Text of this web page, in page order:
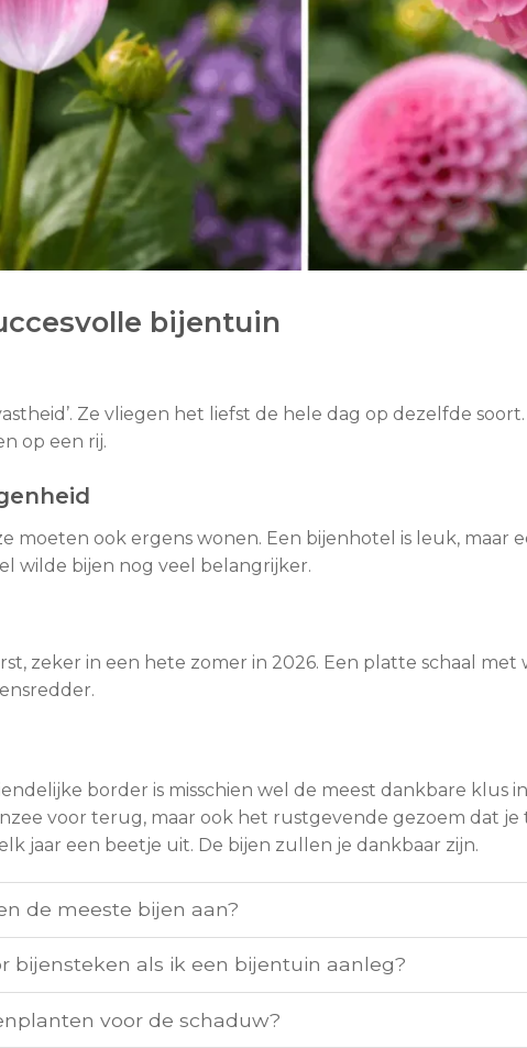
bijentuin
Ze vliegen het liefst de hele dag op dezelfde soort.
op een rij.
moeten ook ergens wonen. Een bijenhotel is leuk,
wilde bijen nog veel belangrijker.
zeker in een hete zomer in 2026. Een platte schaal
border is misschien wel de meest dankbare klus
voor terug, maar ook het rustgevende gezoem dat
jaar een beetje uit. De bijen zullen je dankbaar zijn.
de meeste bijen aan?
bijensteken als ik een bijentuin aanleg?
voor de schaduw?